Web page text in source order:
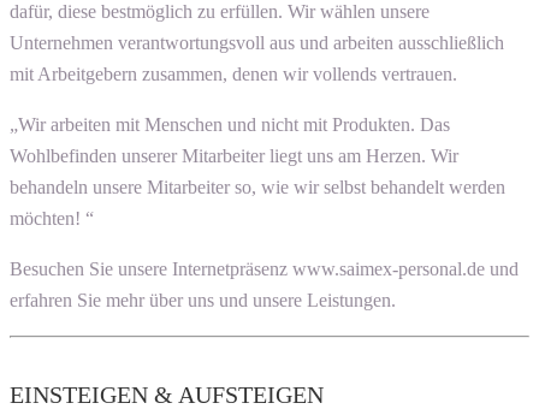
dafür, diese bestmöglich zu erfüllen. Wir wählen unsere
Unternehmen verantwortungsvoll aus und arbeiten ausschließlich
mit Arbeitgebern zusammen, denen wir vollends vertrauen.
„Wir arbeiten mit Menschen und nicht mit Produkten. Das
Wohlbefinden unserer Mitarbeiter liegt uns am Herzen. Wir
behandeln unsere Mitarbeiter so, wie wir selbst behandelt werden
möchten! “
Besuchen Sie unsere Internetpräsenz www.saimex-personal.de und
erfahren Sie mehr über uns und unsere Leistungen.
EINSTEIGEN & AUFSTEIGEN